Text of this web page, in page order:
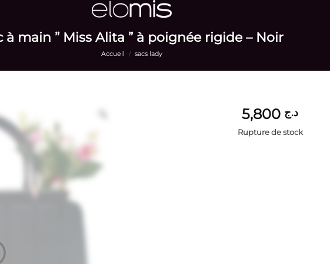
à main ” Miss Alita ” à poignée rigide – Noir
Accueil / sacs lady
د.ج
Rupture de stock